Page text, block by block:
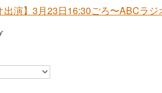
出演】3月23日16:30ごろ〜ABCラ